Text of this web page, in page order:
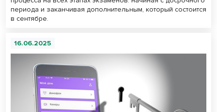
периода и заканчивая дополнительным, который состоится
в сентябре.
16.06.2025